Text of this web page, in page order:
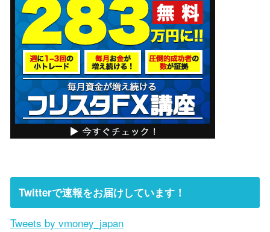
Twitterで速報をお届けしています！
Tweets by vmoney_japan